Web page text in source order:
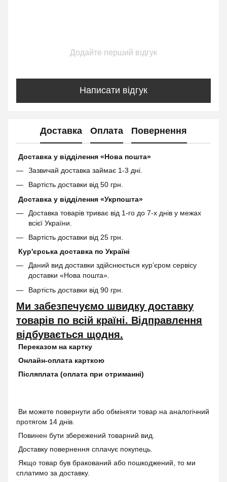
Додайте перший відгук
Написати відгук
Доставка Оплата Повернення
Доставка у відділення «Нова пошта»
Зазвичай доставка займає 1-3 дні.
Вартість доставки від 50 грн.
Доставка у відділення «Укрпошта»
Доставка товарів триває від 1-го до 7-х днів у межах
всієї України.
Вартість доставки від 25 грн.
Кур'єрська доставка по Україні
Даний вид доставки здійснюється кур’єром сервісу
доставки «Нова пошта».
Вартість доставки від 90 грн.
Ми забезпечуємо швидку доставку
товарів по всій країні. Відправлення
відбувається щодня.
Переказом на картку
Онлайн-оплата карткою
Післяплата (оплата при отриманні)
Ви можете повернути або обміняти товар на аналогічний
протягом 14 днів.
Повинен бути збережений товарний вид.
Доставку повернення сплачує покупець.
Якщо товар був бракований або пошкоджений, то ми
сплатимо за доставку.